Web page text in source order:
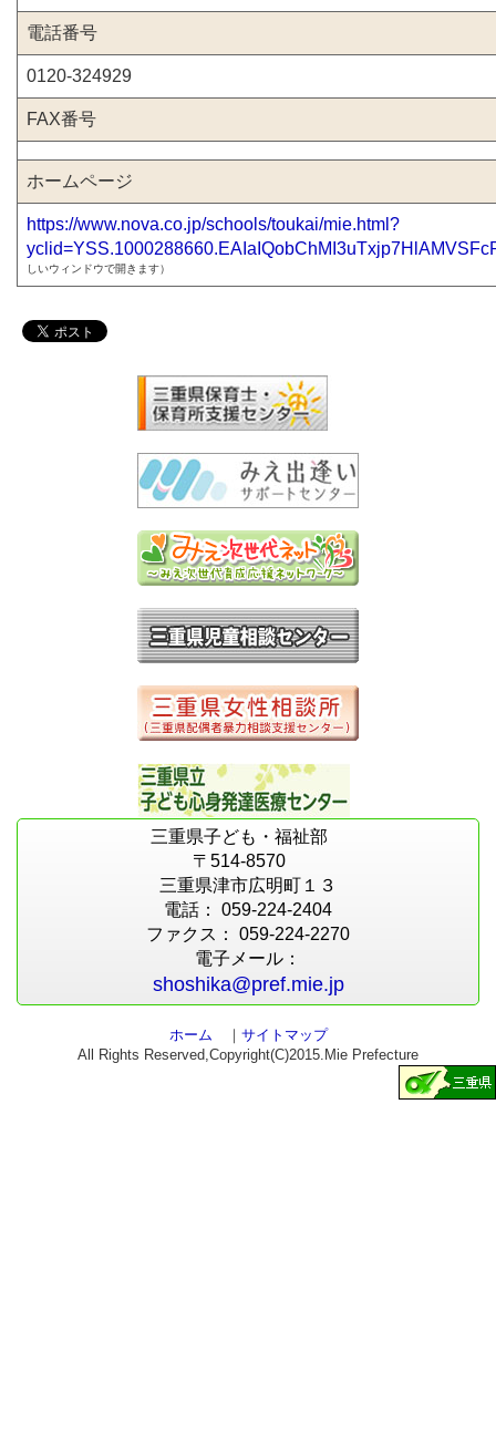
電話番号
0120-324929
FAX番号
ホームページ
https://www.nova.co.jp/schools/toukai/mie.html?
しいウィンドウで開きます）
三重県子ども・福祉部
〒514-8570
三重県津市広明町１３
電話： 059-224-2404
ファクス： 059-224-2270
電子メール：
shoshika@pref.mie.jp
ホーム ｜ サイトマップ
All Rights Reserved,Copyright(C)2015.Mie Prefecture